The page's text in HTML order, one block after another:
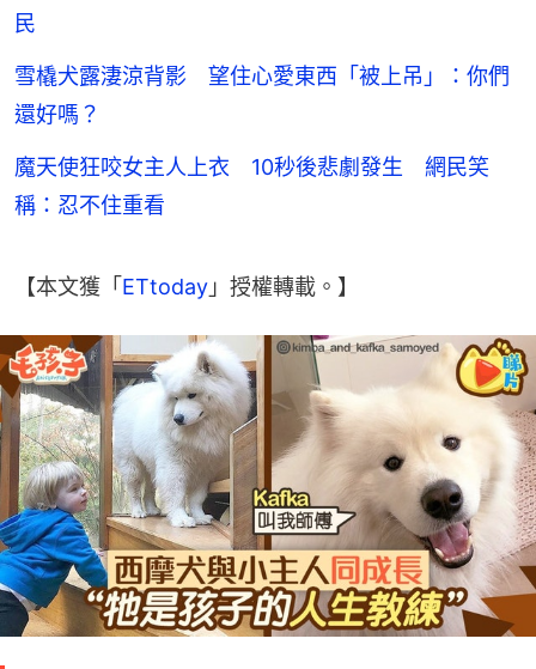
民
雪橇犬露淒涼背影 望住心愛東西「被上吊」：你們
還好嗎？
魔天使狂咬女主人上衣 10秒後悲劇發生 網民笑
稱：忍不住重看
【本文獲「 ETtoday 」授權轉載。】